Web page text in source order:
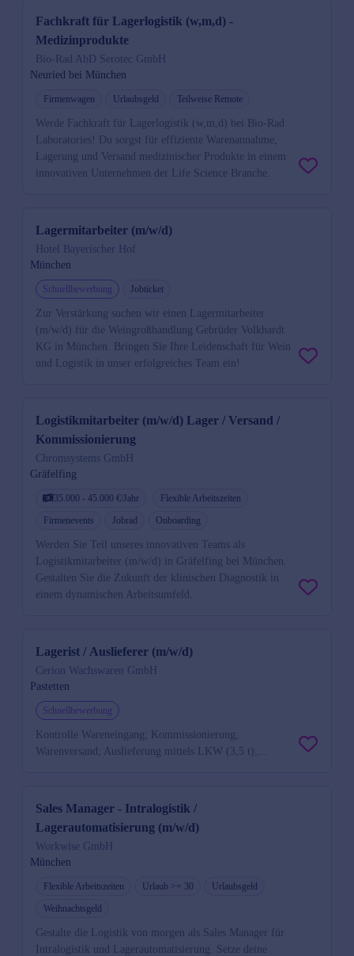
Fachkraft für Lagerlogistik (w,m,d) -
Medizinprodukte
Bio-Rad AbD Serotec GmbH
Neuried bei München
Firmenwagen Urlaubsgeld Teilweise Remote
Werde Fachkraft für Lagerlogistik (w,m,d) bei Bio-Rad
Laboratories! Du sorgst für effiziente Warenannahme,
Lagerung und Versand medizinischer Produkte in einem
innovativen Unternehmen der Life Science Branche.
Lagermitarbeiter (m/w/d)
Hotel Bayerischer Hof
München
Schnellbewerbung Jobticket
Zur Verstärkung suchen wir einen Lagermitarbeiter
(m/w/d) für die Weingroßhandlung Gebrüder Volkhardt
KG in München. Bringen Sie Ihre Leidenschaft für Wein
und Logistik in unser erfolgreiches Team ein!
Logistikmitarbeiter (m/w/d) Lager / Versand /
Kommissionierung
Chromsystems GmbH
Gräfelfing
35.000 - 45.000 €/Jahr
Flexible Arbeitszeiten
Firmenevents
Jobrad Onboarding
Werden Sie Teil unseres innovativen Teams als
Logistikmitarbeiter (m/w/d) in Gräfelfing bei München.
Gestalten Sie die Zukunft der klinischen Diagnostik in
einem dynamischen Arbeitsumfeld.
Lagerist / Auslieferer (m/w/d)
Cerion Wachswaren GmbH
Pastetten
Schnellbewerbung
Kontrolle Wareneingang; Kommissionierung;
Warenversand; Auslieferung mittels LKW (3,5 t);...
Sales Manager - Intralogistik /
Lagerautomatisierung (m/w/d)
Workwise GmbH
München
Flexible Arbeitszeiten Urlaub >= 30
Urlaubsgeld
Weihnachtsgeld
Gestalte die Logistik von morgen als Sales Manager für
Intralogistik und Lagerautomatisierung. Setze deine